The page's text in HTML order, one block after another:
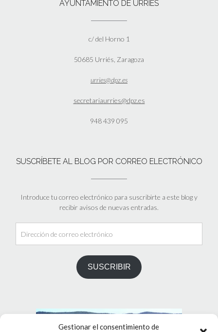
Gestionar el consentimiento de
AYUNTAMIENTO DE URRIÉS
c/ del Horno 1
50685 Urriés, Zaragoza
urries@dpz.es
secretariaurries@dpz.es
948 439 095
SUSCRÍBETE AL BLOG POR CORREO ELECTRÓNICO
Introduce tu correo electrónico para suscribirte a este blog y
recibir avisos de nuevas entradas.
de
correo
SUSCRIBIR